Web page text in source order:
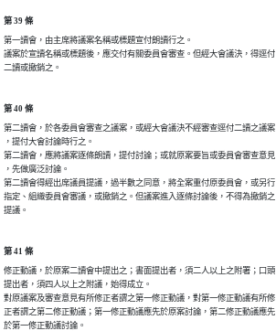
第 39 條
第一讀會，由主席將議案名稱或標題宣付朗讀行之。
議案於宣讀名稱或標題後，應交付有關委員會審查。但經大會議決，得逕付
二讀或撤銷之。
第 40 條
第二讀會，於各委員會審查之議案，或經大會議決不經審查逕付二讀之議案
，提付大會討論時行之。
第二讀會，應將議案逐條朗讀，提付討論；或就原案要旨或委員會審查意見
，先做廣泛討論。
第二讀會得經出席議員提議，過半數之同意，將全案重付原委員會，或另行
指定、組織委員會審議，或撤銷之。但議案進入逐條討論後，不得為撤銷之
提議。
第 41 條
修正動議，於原案二讀會中提出之；書面提出者，須二人以上之附署；口頭
提出者，須四人以上之附議，始得成立。
對原議案及審查意見有所修正者謂之第一修正動議，對第一修正動議有所修
正者謂之第二修正動議；第一修正動議應先於原案討論，第二修正動議應先
於第一修正動議討論。